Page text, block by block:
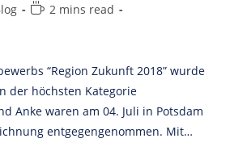
Reading
2 mins read
“Region Zukunft 2018” wurde
der höchsten Kategorie
Anke waren am 04. Juli in Potsdam
entgegengenommen. Mit…